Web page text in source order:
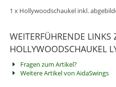
1 x Hollywoodschaukel inkl.
WEITERFÜHRENDE
HOLLYWOODSCHAUKEL
Fragen zum Artikel?
Weitere Artikel von AidaSwings